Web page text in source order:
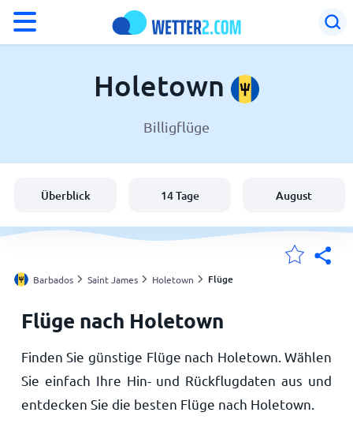
Schweiz
Deutschland
Meine Standorte
Startseite
Holetown
Billigflüge
Überblick 14 Tage August
Barbados Saint James Holetown Flüge
Flüge nach Holetown
Finden Sie günstige Flüge nach Holetown. Wählen
Sie einfach Ihre Hin- und Rückflugdaten aus und
entdecken Sie die besten Flüge nach Holetown.